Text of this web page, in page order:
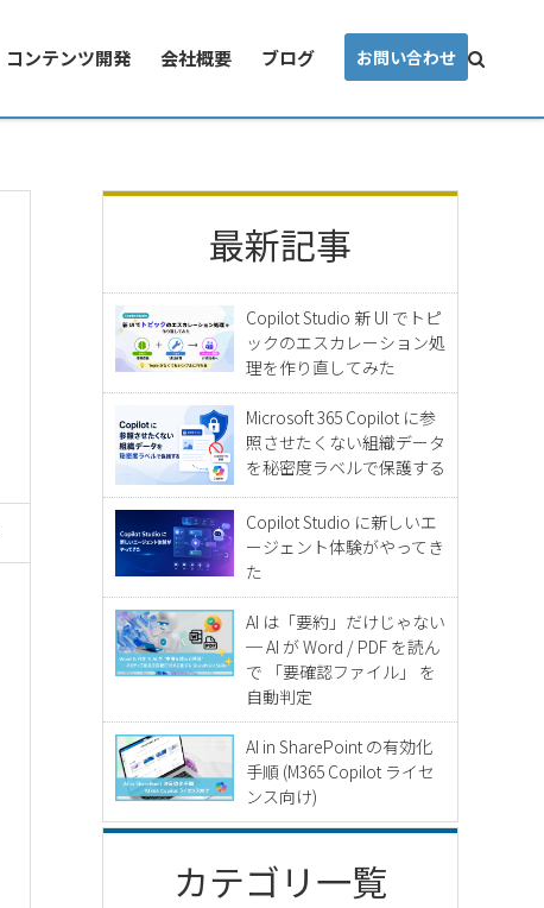
コンテンツ開発 会社概要 ブログ お問い合わせ
最新記事
Copilot Studio 新 UI でトピ
ックのエスカレーション処
理を作り直してみた
Microsoft 365 Copilot に参
照させたくない組織データ
を秘密度ラベルで保護する
Copilot Studio に新しいエ
ージェント体験がやってき
た
AI は「要約」だけじゃない
─ AI が Word / PDF を読ん
で 「要確認ファイル」 を
自動判定
AI in SharePoint の有効化
手順 (M365 Copilot ライセ
ンス向け)
カテゴリ一覧